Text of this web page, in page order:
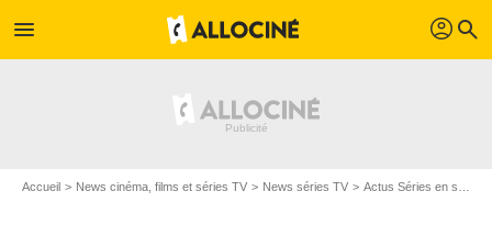
menu profil search
Accueil News cinéma, films et séries TV News séries TV Actus Séries en streaming